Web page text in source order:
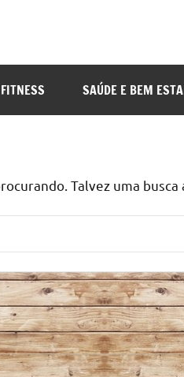
SAÚDE E BEM
Talvez uma busca